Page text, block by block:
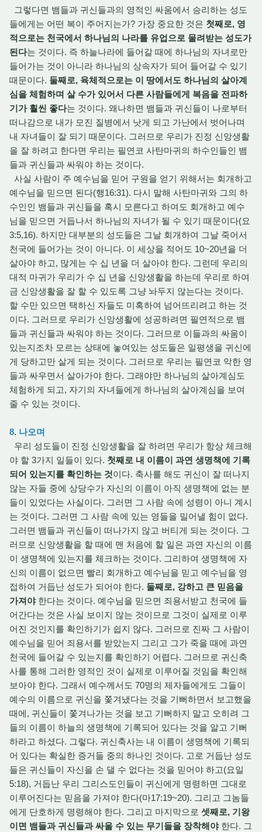
그렇다면 뱀들과 귀신들과의 영적인 싸움에서 승리하는 성도
들에게는 어떤 복이 주어지는가? 가장 중요한 것은 첫째로, 영
적으로는 천국에서 하나님의 나라를 유업으로 물려받는 성도가
된다는 것이다. 즉 하늘나라에 들어갈 때에 하나님의 자녀로만
들어가는 것이 아니라 하나님의 상속자가 되어 들어갈 수 있기
때문이다. 둘째로, 육체적으로는 이 땅에서도 하나님의 살아계
심을 체험하며 살 수가 있어서 다른 사람들에게 복음을 전파하
기가 훨씬 좋다는 것이다. 왜나하면 뱀들과 귀신들이 나로부터
떠나감으로 내가 모진 질병에서 낫게 되고 가난에서 벗어나며
내 자녀들이 잘 되기 때문이다. 그러므로 우리가 진정 신앙생활
을 잘 하려고 한다면 우리는 필연코 사탄마귀의 하수인들인 뱀
들과 귀신들과 싸워야 하는 것이다.
사실 사람이 주 예수님을 믿어 구원을 얻기 위해서는 회개하고
예수님을 믿으면 된다(행16:31). 다시 말해 사탄마귀와 그의 하
수인인 뱀들과 귀신들을 혹시 모른다고 하여도 회개하고 예수
님을 믿으면 거듭나서 하나님의 자녀가 될 수 있기 때문이다(요
3:5,16). 하지만 대부분의 성도들은 그날 회개하여 그날 죽어서
천국에 들어가는 것이 아니다. 이 세상을 적어도 10~20년을 더
살아야 하고, 많게는 수 십 년을 더 살아야 한다. 그런데 우리의
대적 마귀가 우리가 수 십 년을 신앙생활을 하는데 우리로 하여
금 신앙생활을 잘 할 수 있도록 그냥 놔두지 않는다는 것이다.
할 수만 있으면 택하신 자들도 미혹하여 넘어뜨리려고 하는 것
이다. 그러므로 우리가 신앙생활에 성공하려면 필연적으로 뱀
들과 귀신들과 싸워야 하는 것이다. 그러므로 이들과의 싸움이
있는지조차 모르는 상태에 놓여있는 성도들은 일평생을 귀신에
게 당하고만 살게 되는 것이다. 그러므로 우리는 필연코 악한 영
들과 싸우면서 살아가야 한다. 그래야만 하나님의 살아계심도
체험하게 되고, 자기의 자녀들에게 하나님의 살아계심을 보여
줄 수 있는 것이다.
8. 나오며
우리 성도들이 진정 신앙생활을 잘 하려면 우리가 항상 체크해
야 할 3가지 일들이 있다. 첫째로 내 이름이 과연 생명책에 기록
되어 있는지를 확인하는 것이다. 축사를 해도 귀신이 잘 떠나지
않는 자들 중에 상당수가 자신의 이름이 아직 생명책에 없는 분
들이 있었다는 사실이다. 그러면 그 사람 속에 성령이 아니 계시
는 것이다. 그러면 그 사람 속에 있는 영들을 밀어낼 힘이 없다.
그러면 뱀들과 귀신들이 떠나가지 않고 버티게 되는 것이다. 그
러므로 신앙생활을 할 때에 맨 처음에 할 일은 과연 자신의 이름
이 생명책에 있는지를 체크하는 것이다. 그리하여 생명책에 자
신의 이름이 없으면 빨리 회개하고 예수님을 믿고 예수님을 영
접하여 거듭난 성도가 되어야 한다. 둘째로, 강하고 큰 믿음을
가져야 한다는 것이다. 예수님을 믿으면 죄용서받고 천국에 들
어간다는 것은 사실 보이지 않는 것이므로 그것이 실제로 이루
어진 것인지를 확인하기가 쉽지 않다. 그러므로 진짜 그 사람이
예수님을 믿어 죄용서를 받았는지 그리고 그가 죽을 때에 과연
천국에 들어갈 수 있는지를 확인하기 어렵다. 그러므로 귀신축
사를 통해 그러한 영적인 것이 실제로 이루어질 것임을 확인해
보아야 한다. 그래서 예수께서도 70명의 제자들에게도 그들이
예수의 이름으로 귀신을 쫓겨냈다는 것을 기뻐하면서 보고했을
때에, 귀신들이 쫓겨나가는 것을 보고 기뻐하지 말고 오히려 그
들의 이름이 하늘의 생명책에 기록되어 있다는 것을 알고 기뻐
하라고 하셨다. 그렇다. 귀신축사는 내 이름이 생명책에 기록되
어 있다는 확실한 증거들 중의 하나인 것이다. 고로 거듭난 성도
들은 귀신들이 자신을 손 댈 수 없다는 것을 믿어야 하고(요일
5:18), 거듭난 우리 그리스도인들이 귀신에게 명령하면 그대로
이루어진다는 믿음을 가져야 한다(마17:19~20). 그리고 그놈들
에게 단호하게 명령해야 한다. 그리고 마지막으로 셋째로, 기왕
이면 뱀들과 귀신들과 싸울 수 있는 무기들을 장착해야한다. 그